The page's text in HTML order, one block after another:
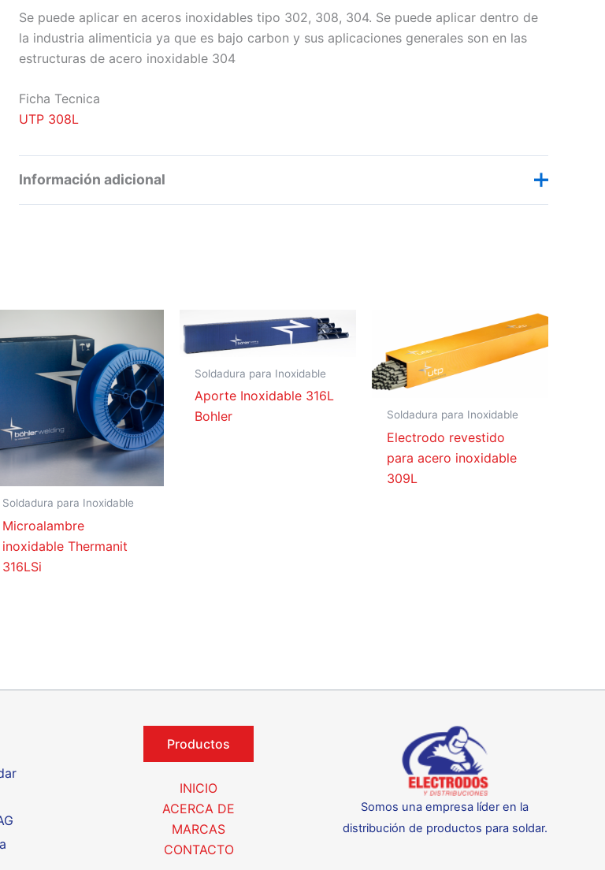
Se puede aplicar en aceros inoxidables tipo 302, 308, 304. Se puede aplicar dentro de
la industria alimenticia ya que es bajo carbon y sus aplicaciones generales son en las
estructuras de acero inoxidable 304
Ficha Tecnica
UTP 308L
Información adicional
Soldadura para Inoxidable
Microalambre
inoxidable Thermanit
316LSi
Soldadura para Inoxidable
Aporte Inoxidable 316L
Bohler
Soldadura para Inoxidable
Electrodo revestido
para acero inoxidable
309L
Productos
INICIO
ACERCA DE
MARCAS
CONTACTO
Somos una empresa líder en la
distribución de productos para soldar.